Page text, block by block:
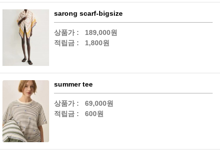
sarong scarf-bigsize
상품가 :
189,000원
적립금 :
1,800원
summer tee
상품가 :
69,000원
적립금 :
600원